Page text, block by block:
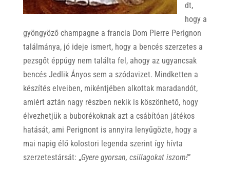
dt,
hogy a
gyöngyöző champagne a francia Dom Pierre Perignon
találmánya, jó ideje ismert, hogy a bencés szerzetes a
pezsgőt éppúgy nem találta fel, ahogy az ugyancsak
bencés Jedlik Ányos sem a szódavizet. Mindketten a
készítés elveiben, mikéntjében alkottak maradandót,
amiért aztán nagy részben nekik is köszönhető, hogy
élvezhetjük a buborékoknak azt a csábítóan játékos
hatását, ami Perignont is annyira lenyűgözte, hogy a
mai napig élő kolostori legenda szerint így hívta
szerzetestársát: „Gyere gyorsan, csillagokat iszom!”